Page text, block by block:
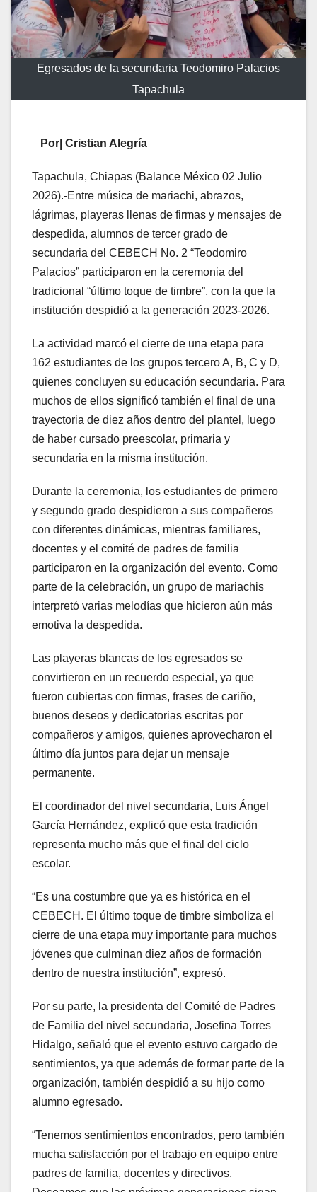
Egresados de la secundaria Teodomiro Palacios
Tapachula
Por| Cristian Alegría
Tapachula, Chiapas (Balance México 02 Julio
2026).-Entre música de mariachi, abrazos,
lágrimas, playeras llenas de firmas y mensajes de
despedida, alumnos de tercer grado de
secundaria del CEBECH No. 2 “Teodomiro
Palacios” participaron en la ceremonia del
tradicional “último toque de timbre”, con la que la
institución despidió a la generación 2023-2026.
La actividad marcó el cierre de una etapa para
162 estudiantes de los grupos tercero A, B, C y D,
quienes concluyen su educación secundaria. Para
muchos de ellos significó también el final de una
trayectoria de diez años dentro del plantel, luego
de haber cursado preescolar, primaria y
secundaria en la misma institución.
Durante la ceremonia, los estudiantes de primero
y segundo grado despidieron a sus compañeros
con diferentes dinámicas, mientras familiares,
docentes y el comité de padres de familia
participaron en la organización del evento. Como
parte de la celebración, un grupo de mariachis
interpretó varias melodías que hicieron aún más
emotiva la despedida.
Las playeras blancas de los egresados se
convirtieron en un recuerdo especial, ya que
fueron cubiertas con firmas, frases de cariño,
buenos deseos y dedicatorias escritas por
compañeros y amigos, quienes aprovecharon el
último día juntos para dejar un mensaje
permanente.
El coordinador del nivel secundaria, Luis Ángel
García Hernández, explicó que esta tradición
representa mucho más que el final del ciclo
escolar.
“Es una costumbre que ya es histórica en el
CEBECH. El último toque de timbre simboliza el
cierre de una etapa muy importante para muchos
jóvenes que culminan diez años de formación
dentro de nuestra institución”, expresó.
Por su parte, la presidenta del Comité de Padres
de Familia del nivel secundaria, Josefina Torres
Hidalgo, señaló que el evento estuvo cargado de
sentimientos, ya que además de formar parte de la
organización, también despidió a su hijo como
alumno egresado.
“Tenemos sentimientos encontrados, pero también
mucha satisfacción por el trabajo en equipo entre
padres de familia, docentes y directivos.